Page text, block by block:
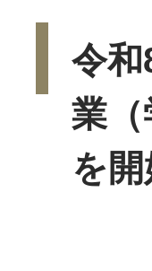
令和
業（
を